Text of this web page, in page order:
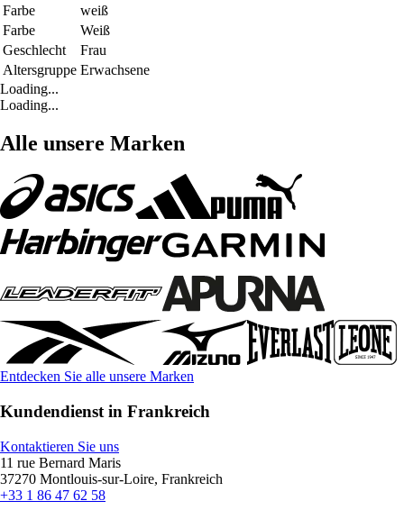
Farbe
weiß
Farbe
Weiß
Geschlecht
Frau
Altersgruppe Erwachsene
Loading...
Loading...
Alle unsere Marken
Entdecken Sie alle unsere Marken
Kundendienst in Frankreich
Kontaktieren Sie uns
11 rue Bernard Maris
37270 Montlouis-sur-Loire, Frankreich
+33 1 86 47 62 58